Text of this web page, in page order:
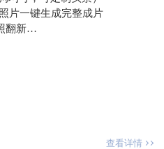
片一键生成完整成片
翻新
频剪辑成片
线下沟通✨
流。
女主播。
查看详情